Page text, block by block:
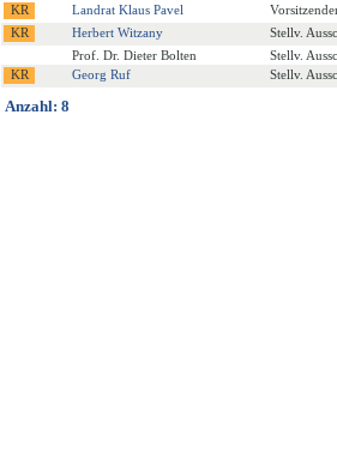
Landrat Klaus Pavel
Herbert Witzany
Stellv.
Prof. Dr. Dieter Bolten
Stellv.
Georg Ruf
Stellv.
Anzahl: 8